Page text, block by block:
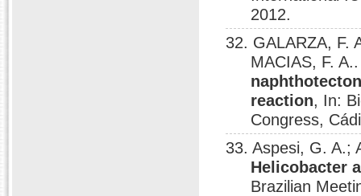
2012.
32. GALARZA, F.
MACIAS, F.
reaction, In:
Congress,
33. Aspesi, G. A.;
Helicobacter
Brazilian